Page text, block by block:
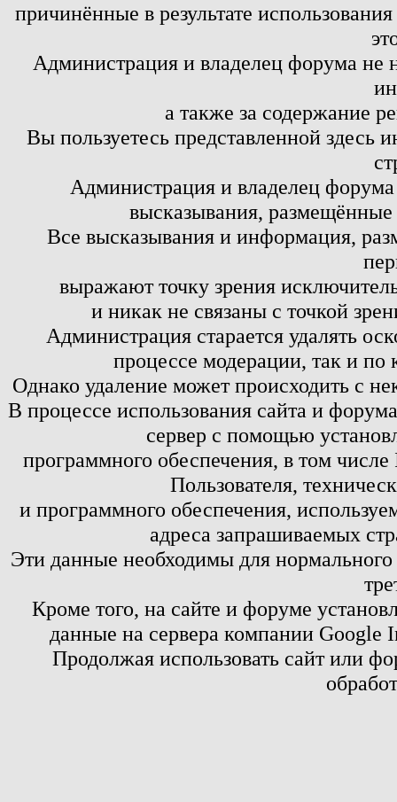
причинённые в результате
Администрация и владелец форума не
а также за содержание
Вы пользуетесь представленной здесь
Администрация и владелец
высказывания,
Все высказывания и информация,
выражают точку зрения
и никак не связаны с точкой
Администрация старается удалять
процессе модерации, так и по
Однако удаление может происходить с
В процессе использования сайта и
сервер с помощью
программного обеспечения, в том
Пользователя,
и программного обеспечения,
адреса запрашиваемых
Эти данные необходимы для
Кроме того, на сайте и форуме
данные на сервера компании
Продолжая использовать сайт или